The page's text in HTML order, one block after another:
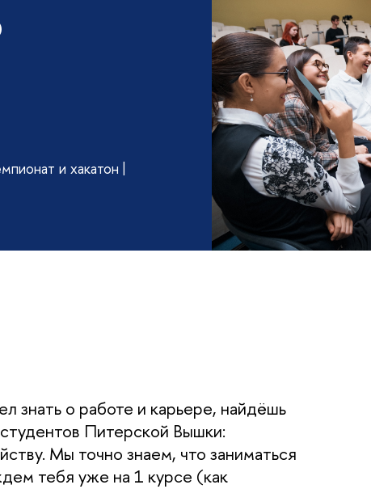
и хакатон |
знать о работе и карьере, найдёшь
Питерской Вышки:
Мы точно знаем, что заниматься
тебя уже на 1 курсе (как